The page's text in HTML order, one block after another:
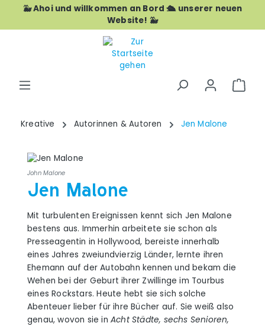
Zum Hauptinhalt springen
🐳 Ahoi und willkommen an Bord 🛳️ unserer neuen
Website! 🐳
Kreative Autorinnen & Autoren Jen Malone
John Malone
Jen Malone
Mit turbulenten Ereignissen kennt sich Jen Malone
bestens aus. Immerhin arbeitete sie schon als
Presseagentin in Hollywood, bereiste innerhalb
eines Jahres zweiundvierzig Länder, lernte ihren
Ehemann auf der Autobahn kennen und bekam die
Wehen bei der Geburt ihrer Zwillinge im Tourbus
eines Rockstars. Heute hebt sie sich solche
Abenteuer lieber für ihre Bücher auf. Sie weiß also
genau, wovon sie in Acht Städte, sechs Senioren,